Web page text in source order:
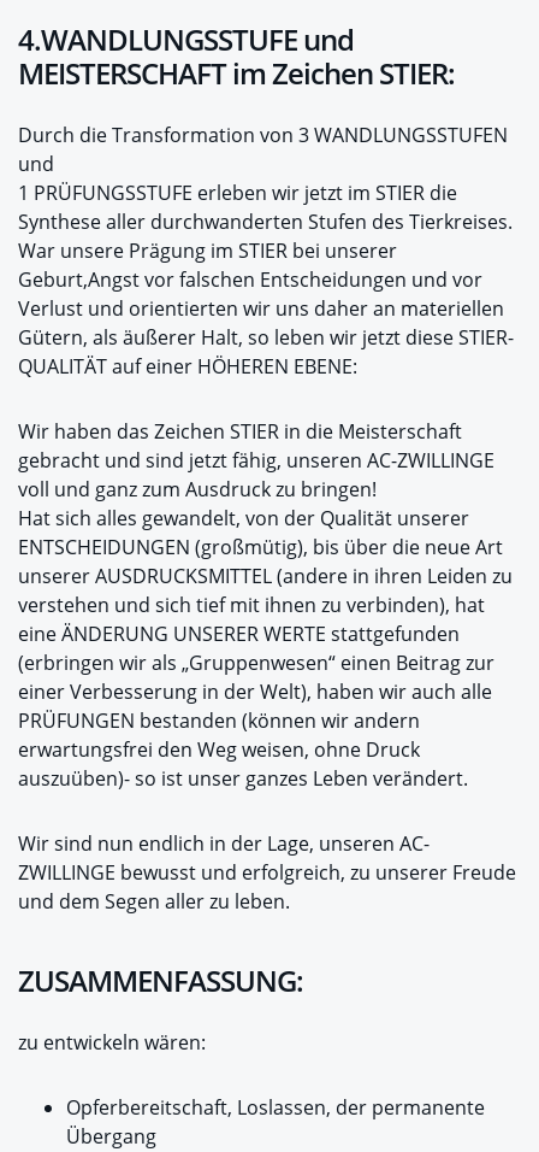
4.WANDLUNGSSTUFE und
MEISTERSCHAFT im Zeichen STIER:
Durch die Transformation von 3 WANDLUNGSSTUFEN
und
1 PRÜFUNGSSTUFE erleben wir jetzt im STIER die
Synthese aller durchwanderten Stufen des Tierkreises.
War unsere Prägung im STIER bei unserer
Geburt,Angst vor falschen Entscheidungen und vor
Verlust und orientierten wir uns daher an materiellen
Gütern, als äußerer Halt, so leben wir jetzt diese STIER-
QUALITÄT auf einer HÖHEREN EBENE:
Wir haben das Zeichen STIER in die Meisterschaft
gebracht und sind jetzt fähig, unseren AC-ZWILLINGE
voll und ganz zum Ausdruck zu bringen!
Hat sich alles gewandelt, von der Qualität unserer
ENTSCHEIDUNGEN (großmütig), bis über die neue Art
unserer AUSDRUCKSMITTEL (andere in ihren Leiden zu
verstehen und sich tief mit ihnen zu verbinden), hat
eine ÄNDERUNG UNSERER WERTE stattgefunden
(erbringen wir als „Gruppenwesen“ einen Beitrag zur
einer Verbesserung in der Welt), haben wir auch alle
PRÜFUNGEN bestanden (können wir andern
erwartungsfrei den Weg weisen, ohne Druck
auszuüben)- so ist unser ganzes Leben verändert.
Wir sind nun endlich in der Lage, unseren AC-
ZWILLINGE bewusst und erfolgreich, zu unserer Freude
und dem Segen aller zu leben.
ZUSAMMENFASSUNG:
zu entwickeln wären:
Opferbereitschaft, Loslassen, der permanente
Übergang